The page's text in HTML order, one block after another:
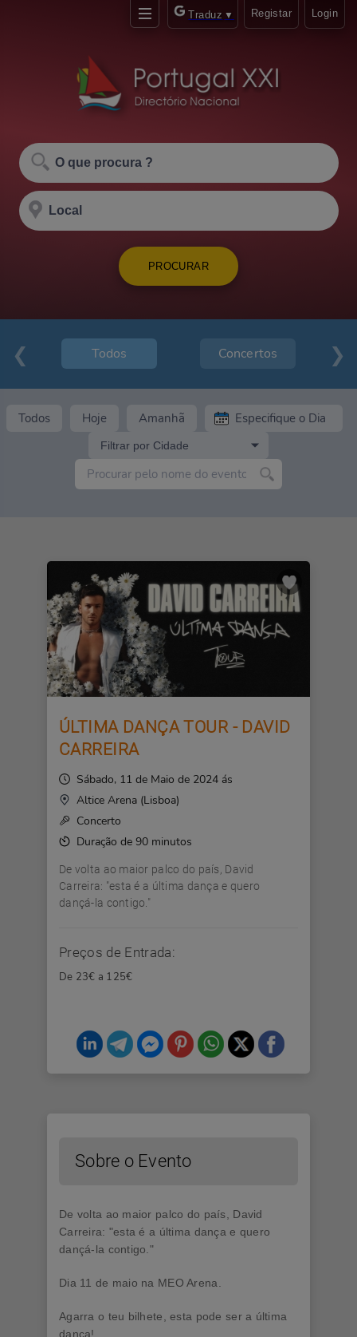
Traduz ▼ Registar Login
PROCURAR
Todos Concertos
Todos Hoje Amanhã
Filtrar por Cidade
ÚLTIMA DANÇA TOUR - DAVID
CARREIRA
Sábado, 11 de Maio de 2024 ás
Altice Arena (Lisboa)
Concerto
Duração de 90 minutos
De volta ao maior palco do país, David
Carreira: "esta é a última dança e quero
dançá-la contigo."
Preços de Entrada:
De 23€ a 125€
Sobre o Evento
De volta ao maior palco do país, David
Carreira: "esta é a última dança e quero
dançá-la contigo."
Dia 11 de maio na MEO Arena.
Agarra o teu bilhete, esta pode ser a última
dança!